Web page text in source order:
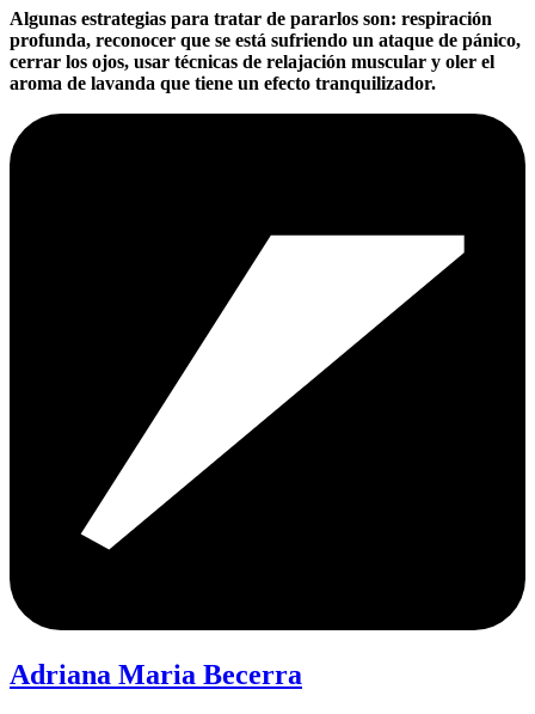
Algunas estrategias para tratar de pararlos son: respiración
profunda, reconocer que se está sufriendo un ataque de pánico,
cerrar los ojos, usar técnicas de relajación muscular y oler el
aroma de lavanda que tiene un efecto tranquilizador.
Adriana Maria Becerra